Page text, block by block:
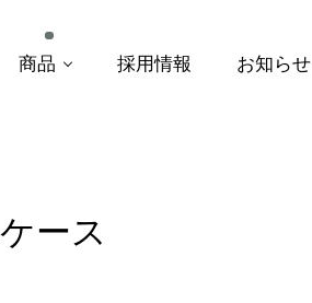
商品 採用情報 お知らせ
ース